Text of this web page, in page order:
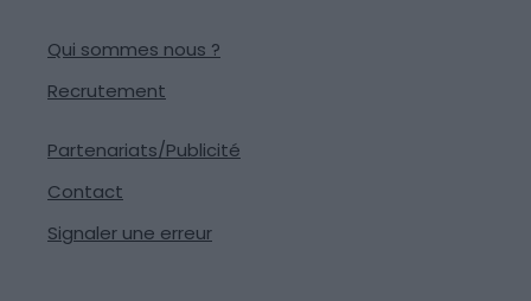
Qui sommes nous ?
Recrutement
Partenariats/Publicité
Contact
Signaler une erreur